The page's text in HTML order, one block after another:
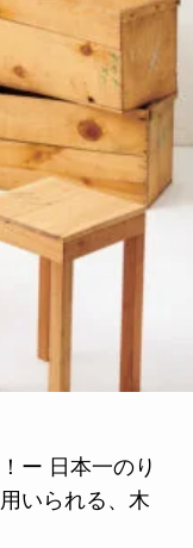
ー 日本一のり
いられる、木